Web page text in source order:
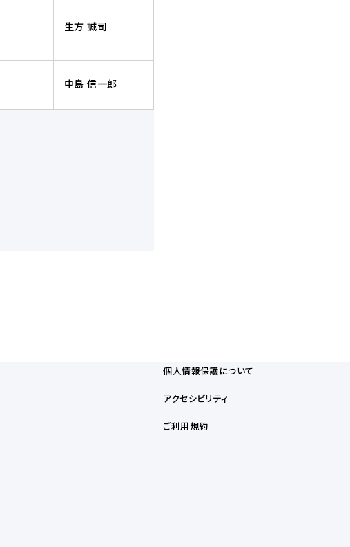
生方 誠司
中島 信一郎
個人情報保護について
アクセシビリティ
ご利用規約